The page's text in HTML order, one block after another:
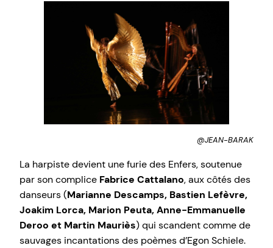
@JEAN-BARAK
La harpiste devient une furie des Enfers, soutenue
par son complice Fabrice Cattalano, aux côtés des
danseurs (Marianne Descamps, Bastien Lefèvre,
Joakim Lorca, Marion Peuta, Anne-Emmanuelle
Deroo et Martin Mauriès) qui scandent comme de
sauvages incantations des poèmes d’Egon Schiele.